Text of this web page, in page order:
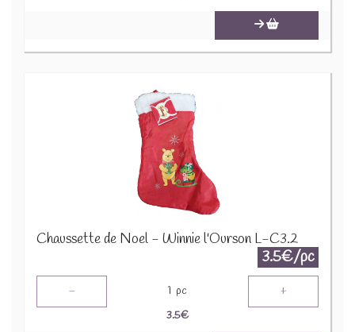
Chaussette de Noel - Winnie l'Ourson L-C3.2
3.5€/pc
- 1 pc +
3.5€